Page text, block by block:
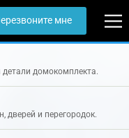
мне
домокомплекта.
дверей и перегородок.